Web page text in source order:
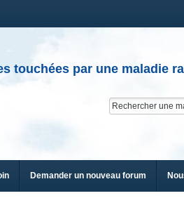
touchées par une maladie
Demander un nouveau forum